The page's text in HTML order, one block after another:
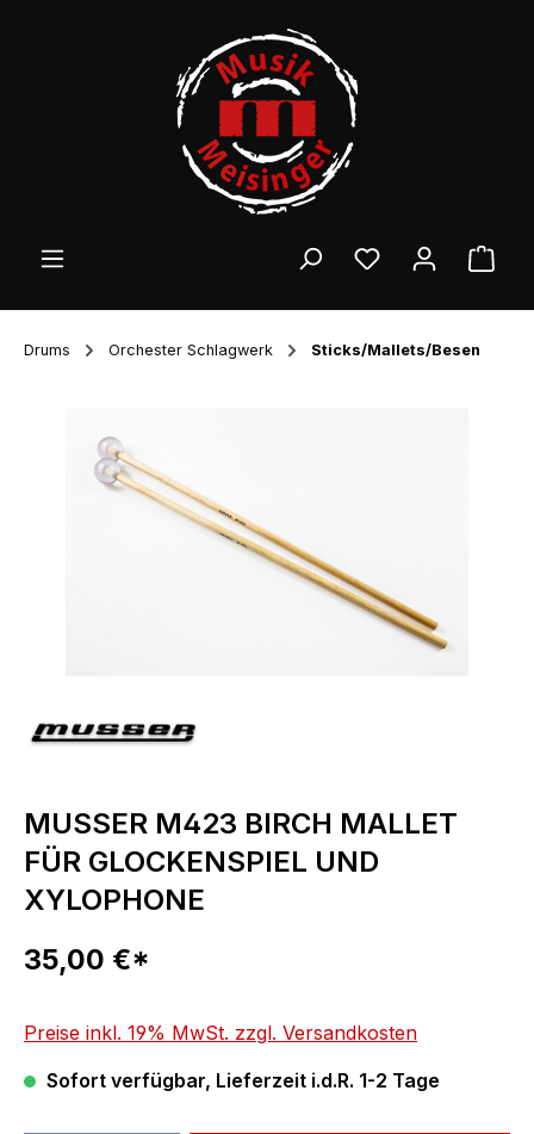
Drums Orchester Schlagwerk Sticks/Mallets/Besen
MUSSER M423 BIRCH MALLET
FÜR GLOCKENSPIEL UND
XYLOPHONE
Regulärer Preis:
35,00 €*
Preise inkl. 19% MwSt. zzgl. Versandkosten
Sofort verfügbar, Lieferzeit i.d.R. 1-2 Tage